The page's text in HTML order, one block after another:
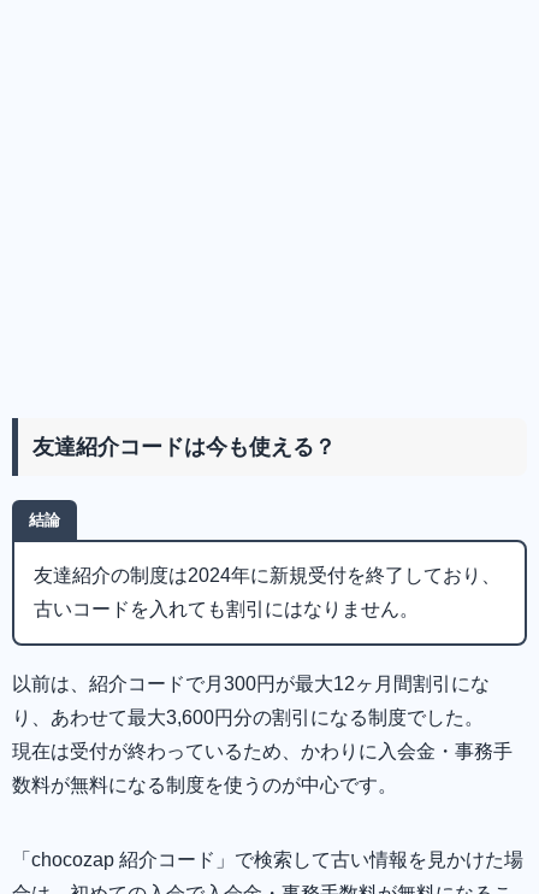
友達紹介コードは今も使える？
結論
友達紹介の制度は2024年に新規受付を終了しており、
古いコードを入れても割引にはなりません。
以前は、紹介コードで月300円が最大12ヶ月間割引にな
り、あわせて最大3,600円分の割引になる制度でした。
現在は受付が終わっているため、かわりに入会金・事務手
数料が無料になる制度を使うのが中心です。
「chocozap 紹介コード」で検索して古い情報を見かけた場